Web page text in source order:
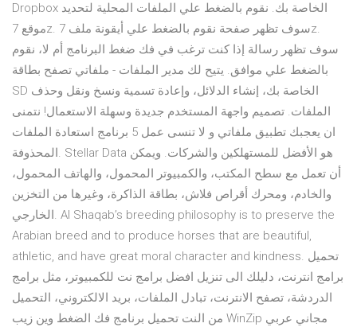
Dropbox الخاصة بك. نقوم بالضغط علي الملفات المحلية لتحديد
موقع 7z. سوف تظهر صفحة نقوم بالضغط علي أيقونة ملف 7z.
سوف تظهر رسالة إذا كنت ترغب في فك ضغط البرنامج أم لا، نقوم
بالضغط علي موافق. يتيح لك مدير الملفات - ملفاتي تصفح بطاقة
SD الخاصة بك، إنشاء الدلائل، وإعادة تسمية ونسخ ونقل وحذف
الملفات. تصميم واجهة المستخدم جديدة وسهلة الاستعمال! نتمنى
ان يعجبك تطبيق ملفاتي و لا تنسى عمل 5 برنامج استعادة الملفات
المحذوفة. Stellar Data هو الأفضل للمستهلكين والشركات. ويمكن
أن تعمل مع سطح المكتب، والكمبيوتر المحمول، والهاتف المحمول،
والخادم، ومحرك أقراص فلاش، بطاقة الذاكرة، وغيرها من التخزين
الخارجي. Al Shaqab’s breeding philosophy is to preserve the
Arabian breed and to produce horses that are beautiful,
athletic, and have great moral character and kindness. تحميل
برامج انترنت، دليلك الى تنزيل افضل برامج نت للكمبيوتر، مثل برامج
الدردشة، تصفح الانترنت، تبادل الملفات، بريد الالكتروني، التحميل
من النت تحميل برنامج فك الضغط وين زيب WinZip مجاني عربي